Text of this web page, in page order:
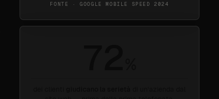
FONTE · GOOGLE MOBILE SPEED 2024